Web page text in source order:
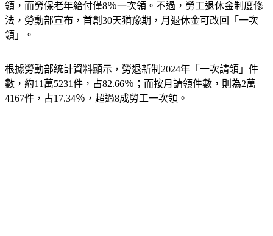
法，勞動部宣布，首創30天猶豫期，月退休金可改回「一次
領」。
數，約11萬5231件，占82.66％；而按月請領件數，則為2萬
4167件，占17.34％，超過8成勞工一次領。